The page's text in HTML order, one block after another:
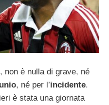
non è nulla di grave, né
, né per l’incidente.
è stata una giornata